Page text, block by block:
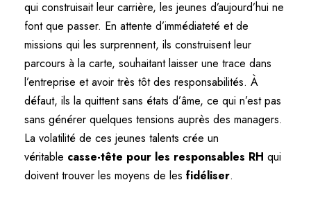
qui construisait leur carrière, les jeunes d’aujourd’hui ne
font que passer. En attente d’immédiateté et de
missions qui les surprennent, ils construisent leur
parcours à la carte, souhaitant laisser une trace dans
l’entreprise et avoir très tôt des responsabilités. À
défaut, ils la quittent sans états d’âme, ce qui n’est pas
sans générer quelques tensions auprès des managers.
La volatilité de ces jeunes talents crée un
véritable casse-tête pour les responsables RH qui
doivent trouver les moyens de les fidéliser.